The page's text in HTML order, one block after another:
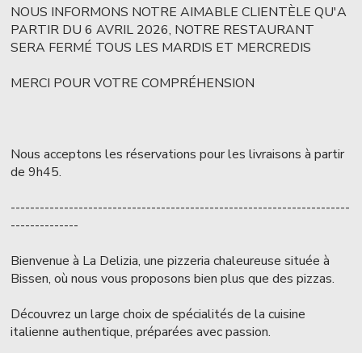
NOUS INFORMONS NOTRE AIMABLE CLIENTÈLE QU'A
PARTIR DU 6 AVRIL 2026, NOTRE RESTAURANT
SERA FERMÉ TOUS LES MARDIS ET MERCREDIS
MERCI POUR VOTRE COMPRÉHENSION
Nous acceptons les réservations pour les livraisons à partir
de 9h45.
----------------------------------------------------------------------
--------------
Bienvenue à La Delizia, une pizzeria chaleureuse située à
Bissen, où nous vous proposons bien plus que des pizzas.
Découvrez un large choix de spécialités de la cuisine
italienne authentique, préparées avec passion.